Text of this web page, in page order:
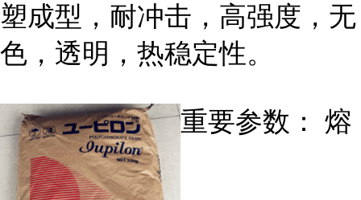
塑成型，耐冲击，高强度，无
色，透明，热稳定性。
重要参数： 熔